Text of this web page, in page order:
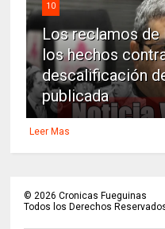
10
Los reclamos
los hechos
descalificación
publicada
Leer Mas
©2026 Cronicas Fueguinas
Todos los Derechos